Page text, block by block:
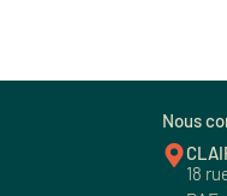
Nous
18